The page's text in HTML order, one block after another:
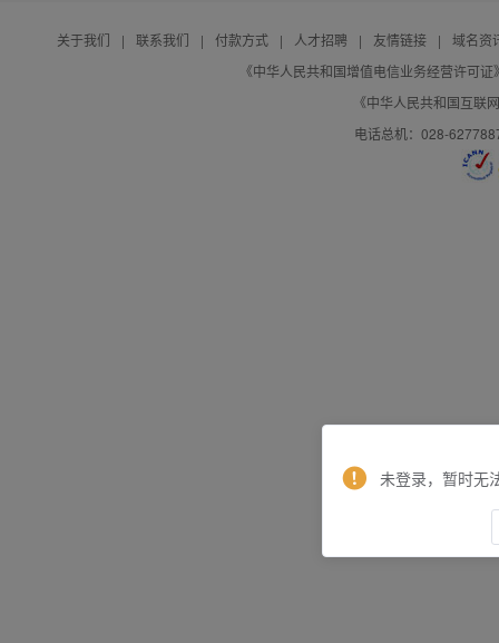
关于我们 | 联系我们 | 付款方式 | 人才招聘 | 友情链接 |
域名资
《中华人民共和国增值电信业务经营许可
《中华人民共和国互联
电话总机：028-
未登录，暂时无